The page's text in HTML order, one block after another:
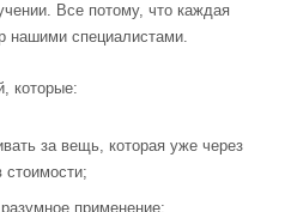
Все потому, что каждая
нашими специалистами.
которые:
за вещь, которая уже через
стоимости;
применение;